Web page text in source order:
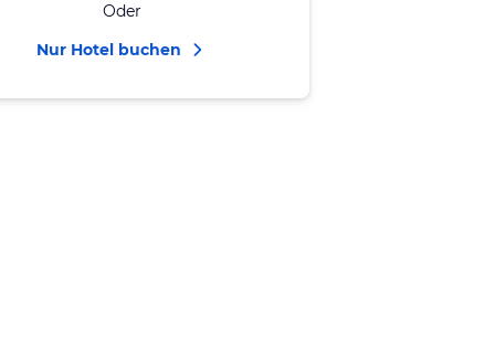
Oder
Nur Hotel buchen